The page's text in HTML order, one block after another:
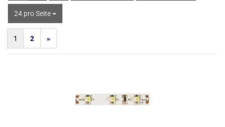
24 pro Seite
pro Seite
1 2 »